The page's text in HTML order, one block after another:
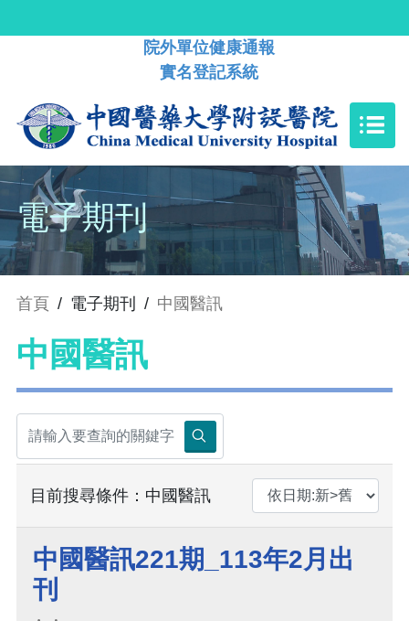
院外單位健康通報
實名登記系統
電子期刊
首頁 / 電子期刊 / 中國醫訊
中國醫訊
目前搜尋條件：中國醫訊
中國醫訊221期_113年2月出
刊